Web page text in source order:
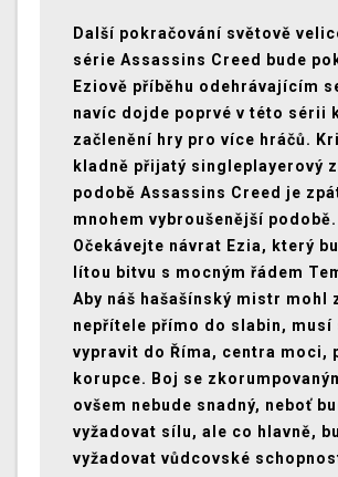
Další pokračování světově
série Assassins Creed bude
Eziově příběhu odehrávajícím
navíc dojde poprvé v této sérii
začlenění hry pro více hráčů.
kladně přijatý singleplayerový
podobě Assassins Creed je
mnohem vybroušenější podobě.
Očekávejte návrat Ezia, který
lítou bitvu s mocným řádem
Aby náš hašašínský mistr mohl
nepřítele přímo do slabin, musí
vypravit do Říma, centra moci,
korupce. Boj se
ovšem nebude snadný, neboť
vyžadovat sílu, ale co hlavně,
vyžadovat vůdcovské